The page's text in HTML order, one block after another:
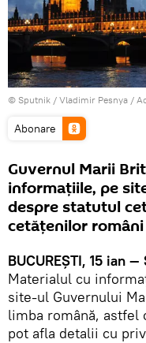
© Sputnik / Vladimir Pesnya /
Abonare
Guvernul Marii
informaţiile, pe
despre statutul
cetăţenilor
BUCUREŞTI, 15 ian
Materialul cu
site-ul Guvernului
limba română, astfel
pot afla detalii cu